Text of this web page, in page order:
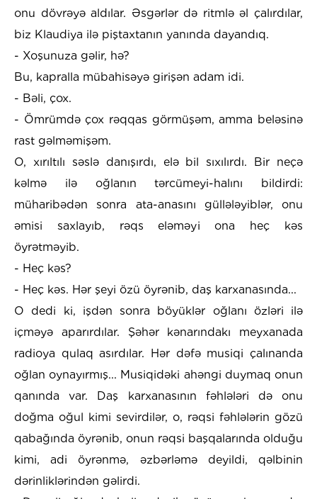
onu dövrəyə aldılar. Əsgərlər də ritmlə əl çalırdılar,
biz Klaudiya ilə piştaxtanın yanında dayandıq.
- Xoşunuza gəlir, hə?
Bu, kapralla mübahisəyə girişən adam idi.
- Bəli, çox.
- Ömrümdə çox rəqqas görmüşəm, amma beləsinə
rast gəlməmişəm.
O, xırıltılı səslə danışırdı, elə bil sıxılırdı. Bir neçə
kəlmə ilə oğlanın tərcümeyi-halını bildirdi:
müharibədən sonra ata-anasını güllələyiblər, onu
əmisi saxlayıb, rəqs eləməyi ona heç kəs
öyrətməyib.
- Heç kəs?
- Heç kəs. Hər şeyi özü öyrənib, daş karxanasında...
O dedi ki, işdən sonra böyüklər oğlanı özləri ilə
içməyə aparırdılar. Şəhər kənarındakı meyxanada
radioya qulaq asırdılar. Hər dəfə musiqi çalınanda
oğlan oynayırmış... Musiqidəki ahəngi duymaq onun
qanında var. Daş karxanasının fəhlələri də onu
doğma oğul kimi sevirdilər, o, rəqsi fəhlələrin gözü
qabağında öyrənib, onun rəqsi başqalarında olduğu
kimi, adi öyrənmə, əzbərləmə deyildi, qəlbinin
dərinliklərindən gəlirdi.